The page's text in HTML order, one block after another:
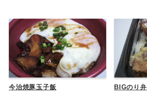
今治焼豚玉子飯 BIGのり弁